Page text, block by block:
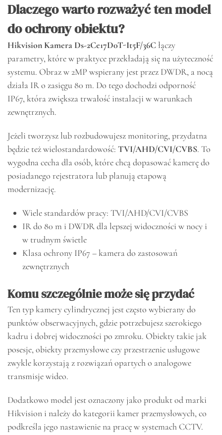
Dlaczego warto rozważyć ten model
do ochrony obiektu?
Hikvision Kamera Ds-2Ce17D0T-It5F/36C łączy
parametry, które w praktyce przekładają się na użyteczność
systemu. Obraz w 2MP wspierany jest przez DWDR, a nocą
działa IR o zasięgu 80 m. Do tego dochodzi odporność
IP67, która zwiększa trwałość instalacji w warunkach
zewnętrznych.
Jeżeli tworzysz lub rozbudowujesz monitoring, przydatna
będzie też wielostandardowość: TVI/AHD/CVI/CVBS. To
wygodna cecha dla osób, które chcą dopasować kamerę do
posiadanego rejestratora lub planują etapową
modernizację.
Wiele standardów pracy: TVI/AHD/CVI/CVBS
IR do 80 m i DWDR dla lepszej widoczności w nocy i
w trudnym świetle
Klasa ochrony IP67 – kamera do zastosowań
zewnętrznych
Komu szczególnie może się przydać
Ten typ kamery cylindrycznej jest często wybierany do
punktów obserwacyjnych, gdzie potrzebujesz szerokiego
kadru i dobrej widoczności po zmroku. Obiekty takie jak
posesje, obiekty przemysłowe czy przestrzenie usługowe
zwykle korzystają z rozwiązań opartych o analogowe
transmisje wideo.
Dodatkowo model jest oznaczony jako produkt od marki
Hikvision i należy do kategorii kamer przemysłowych, co
podkreśla jego nastawienie na pracę w systemach CCTV.